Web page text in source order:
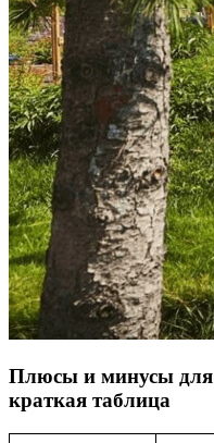
Плюсы и минусы для
краткая таблица